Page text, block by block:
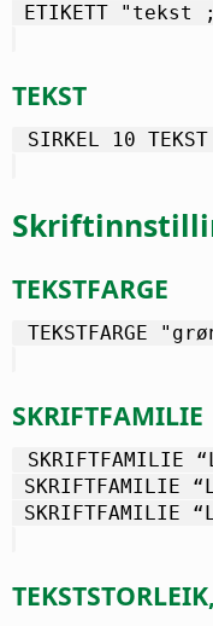
ETIKETT
TEKST
SIRKEL 10
TEKSTFARGE
TEKSTFARGE
SKRIFTFAMILIE